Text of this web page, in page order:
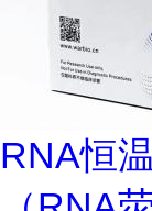
RNA恒